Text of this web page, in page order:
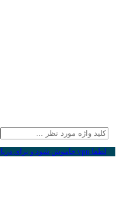
لطفا vpn خاموش شود و برای دریافت موجودی و قیمت به روز با ما ارتباط بگیرید